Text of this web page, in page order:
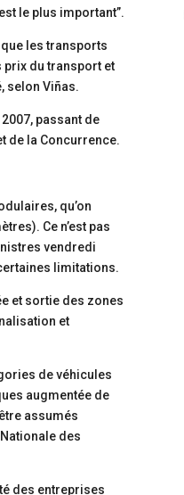
le plus important”.
les transports
prix du transport et
selon Viñas.
passant de
de la Concurrence.
qu’on
Ce n’est pas
vendredi
limitations.
et sortie des zones
et
de véhicules
augmentée de
assumés
des
des entreprises